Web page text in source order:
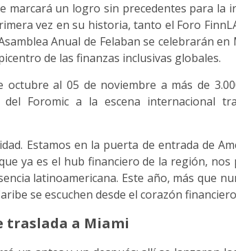
marcará un logro sin precedentes para la
vez en su historia, tanto el Foro
Anual de Felaban se celebrarán
de las finanzas inclusivas globales.
al 05 de noviembre a más de
Foromic a la escena internacional
Estamos en la puerta de entrada de
ya es el hub financiero de la región,
latinoamericana. Este año, más que
se escuchen desde el corazón
traslada a Miami